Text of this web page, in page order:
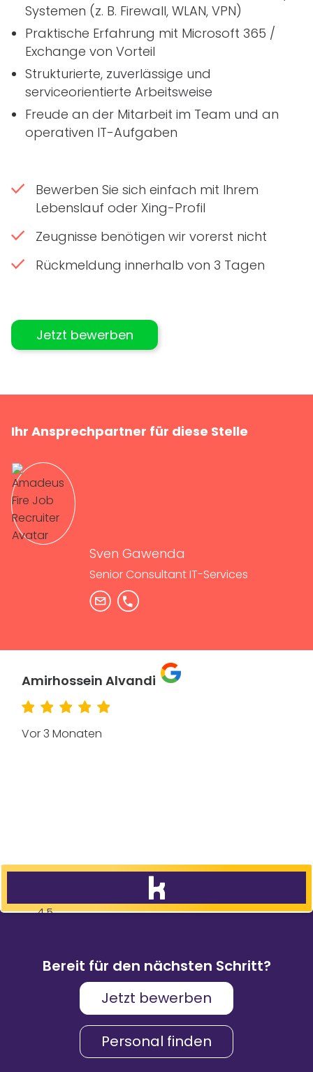
Systemen (z. B. Firewall, WLAN, VPN)
Praktische Erfahrung mit Microsoft 365 /
Exchange von Vorteil
Strukturierte, zuverlässige und
serviceorientierte Arbeitsweise
Freude an der Mitarbeit im Team und an
operativen IT-Aufgaben
Bewerben Sie sich einfach mit Ihrem
Lebenslauf oder Xing-Profil
Zeugnisse benötigen wir vorerst nicht
Rückmeldung innerhalb von 3 Tagen
Jetzt bewerben
Ihr Ansprechpartner für diese Stelle
Sven Gawenda
Senior Consultant IT-Services
Amirhossein Alvandi
Vor 3 Monaten
4,5
Bewertungen
Weiterempfehlungen
Karriere & Gehalt
4,2
Unternehmenskultur
4,3
Bereit für den nächsten Schritt?
Jetzt bewerben
Personal finden